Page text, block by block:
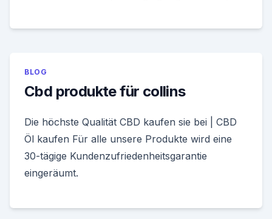
BLOG
Cbd produkte für collins
Die höchste Qualität CBD kaufen sie bei | CBD
Öl kaufen Für alle unsere Produkte wird eine
30-tägige Kundenzufriedenheitsgarantie
eingeräumt.